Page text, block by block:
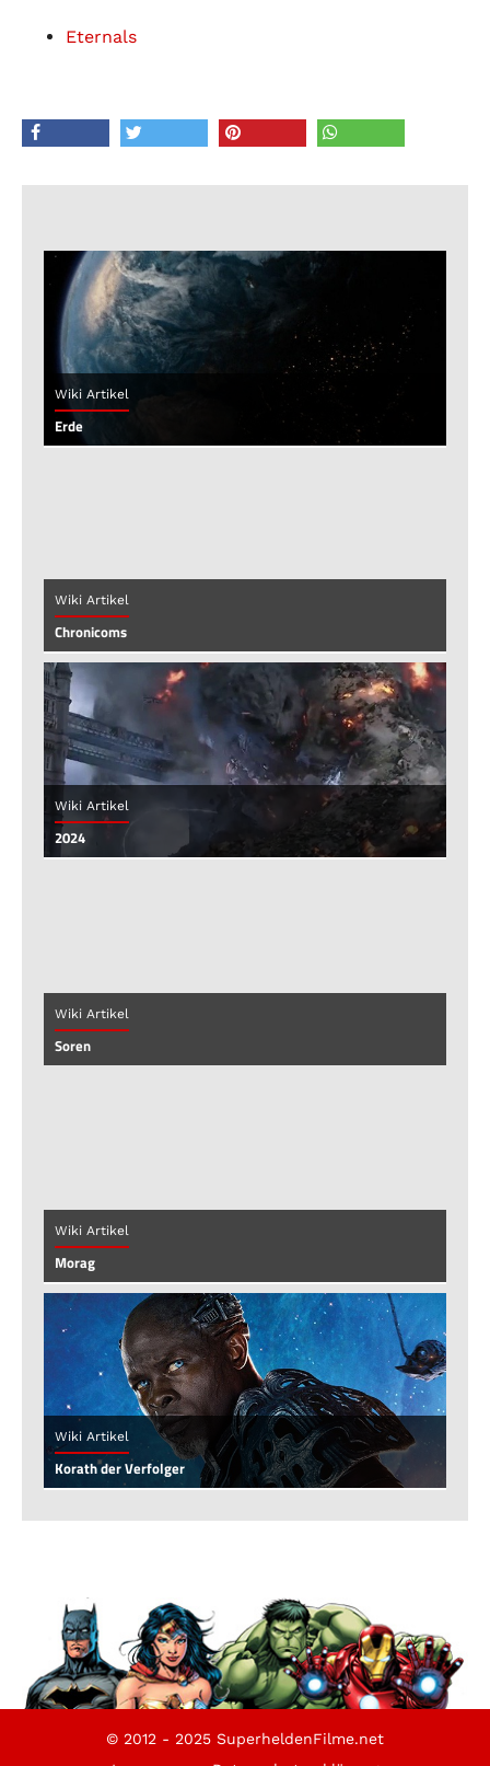
Eternals
Wiki Artikel
Erde
Wiki Artikel
Chronicoms
Wiki Artikel
2024
Wiki Artikel
Soren
Wiki Artikel
Morag
Wiki Artikel
Korath der Verfolger
© 2012 - 2025 SuperheldenFilme.net